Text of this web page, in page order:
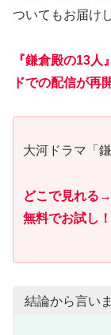
ついてもお届け
『鎌倉殿の13
ドでの配信が再
大河ドラマ「
どこで見れる→
無料でお試し！
結論から言い